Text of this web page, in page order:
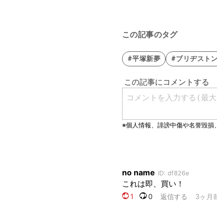
この記事のタグ
#平塚新夢 #ブリヂスト